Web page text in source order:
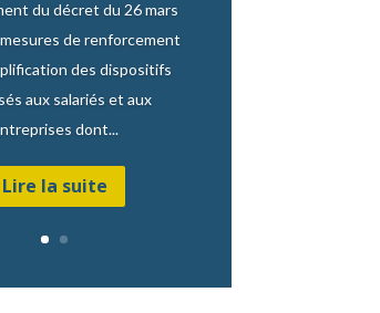
du décret du 26 mars
de renforcement
des dispositifs
aux salariés et aux
dont...
Lire la suite